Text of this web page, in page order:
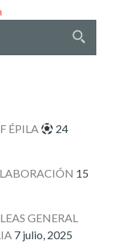
ÉPILA
24
15
GENERAL
7 julio, 2025